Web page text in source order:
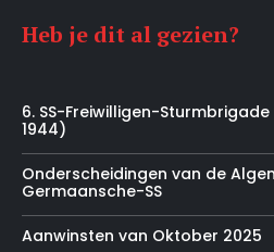
Heb je dit al gezien?
6. SS-Freiwilligen-Sturmbrigade
1944)
Onderscheidingen van de
Germaansche-SS
Aanwinsten van Oktober 2025